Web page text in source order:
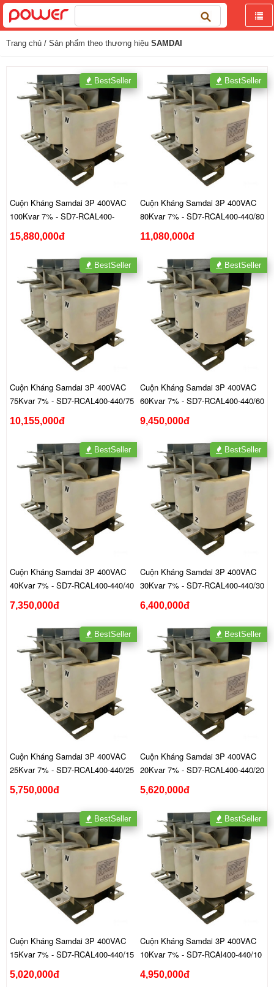
Tìm
kiếm
Trang chủ / Sản phẩm theo thương hiệu SAMDAI
Cuộn Kháng Samdai 3P 400VAC
100Kvar 7% - SD7-RCAL400-
440/100
15,880,000đ
BestSeller
Cuộn Kháng Samdai 3P 400VAC
80Kvar 7% - SD7-RCAL400-440/80
11,080,000đ
BestSeller
Cuộn Kháng Samdai 3P 400VAC
75Kvar 7% - SD7-RCAL400-440/75
10,155,000đ
BestSeller
Cuộn Kháng Samdai 3P 400VAC
60Kvar 7% - SD7-RCAL400-440/60
9,450,000đ
BestSeller
Cuộn Kháng Samdai 3P 400VAC
40Kvar 7% - SD7-RCAL400-440/40
7,350,000đ
BestSeller
Cuộn Kháng Samdai 3P 400VAC
30Kvar 7% - SD7-RCAL400-440/30
6,400,000đ
BestSeller
Cuộn Kháng Samdai 3P 400VAC
25Kvar 7% - SD7-RCAL400-440/25
5,750,000đ
BestSeller
Cuộn Kháng Samdai 3P 400VAC
20Kvar 7% - SD7-RCAL400-440/20
5,620,000đ
BestSeller
Cuộn Kháng Samdai 3P 400VAC
15Kvar 7% - SD7-RCAL400-440/15
5,020,000đ
BestSeller
Cuộn Kháng Samdai 3P 400VAC
10Kvar 7% - SD7-RCAl400-440/10
4,950,000đ
BestSeller